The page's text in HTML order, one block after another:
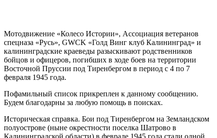
Мотодвижение «Колесо Истории», Ассоциация ветеранов
спецназа «Русь», GWCK «Голд Винг клуб Калининград» и
калининградские краеведы разыскивают родственников
бойцов и офицеров, погибших в ходе боев на территории
Восточной Пруссии под Тиренбергом в период с 4 по 7
февраля 1945 года.
Пофамильный список прикреплен к данному сообщению.
Будем благодарны за любую помощь в поисках.
Историческая справка. Бои под Тиренбергом на Земландском
полуострове (ныне окрестности поселка Шатрово в
Калининградской области) в феврале 1945 года стали одной